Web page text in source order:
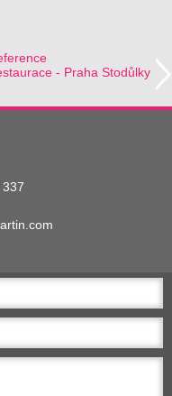
- Praha Stodůlky